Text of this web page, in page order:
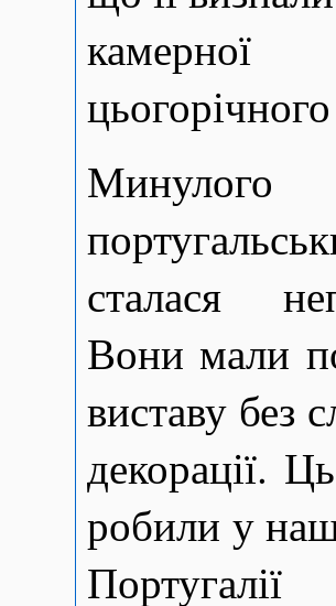
сталася
Вони мали
виставу без
декорації.
робили у